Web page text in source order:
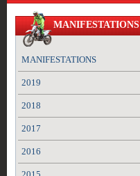
MANIFESTATIONS
MANIFESTATIONS
2019
2018
2017
2016